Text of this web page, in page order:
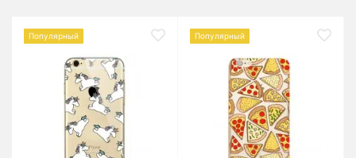
Популярный Популярный